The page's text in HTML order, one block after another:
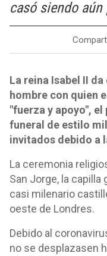
casó siendo
La reina Isabel II
hombre con quien
"fuerza y apoyo",
funeral de estilo
invitados debido a
La ceremonia
San Jorge, la capilla
casi milenario
oeste de Londres.
Debido al
no se desplazasen